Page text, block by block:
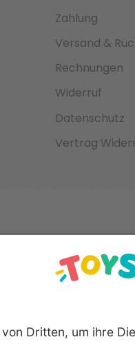
Zahlung
Versand &
Rechnungen
Widerruf
Datenschutz
Vertrag